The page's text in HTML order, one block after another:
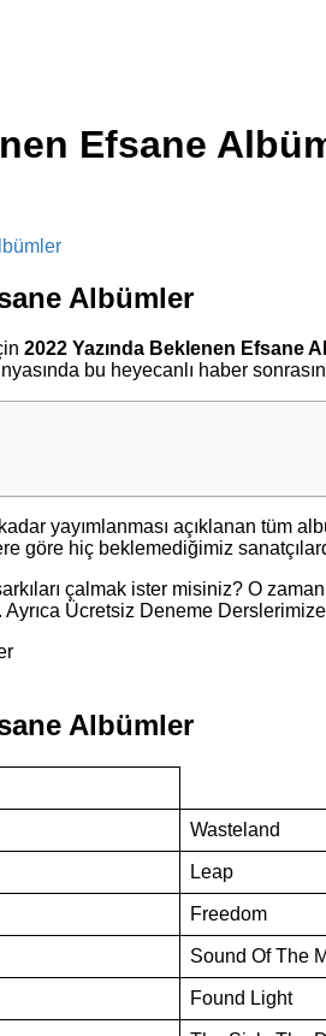
Efsane
Albümler
2022 Yazında Beklenen Efsane
bu heyecanlı haber
yayımlanması açıklanan
göre hiç beklemediğimiz
çalmak ister misiniz? O
. Ayrıca Ücretsiz Deneme
Albümler
Wasteland
Leap
Freedom
Sound Of The
Found Light